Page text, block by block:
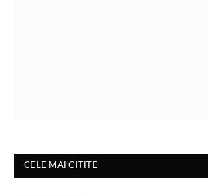
CELE MAI CITITE